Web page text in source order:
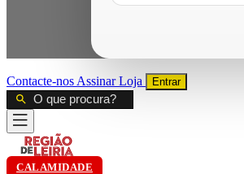
Contacte-nos AssinarLoja Entrar
CALAMIDADE